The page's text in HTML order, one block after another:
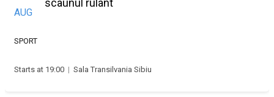
AUG
SPORT
Starts at 19:00 | Sala Transilvania Sibiu